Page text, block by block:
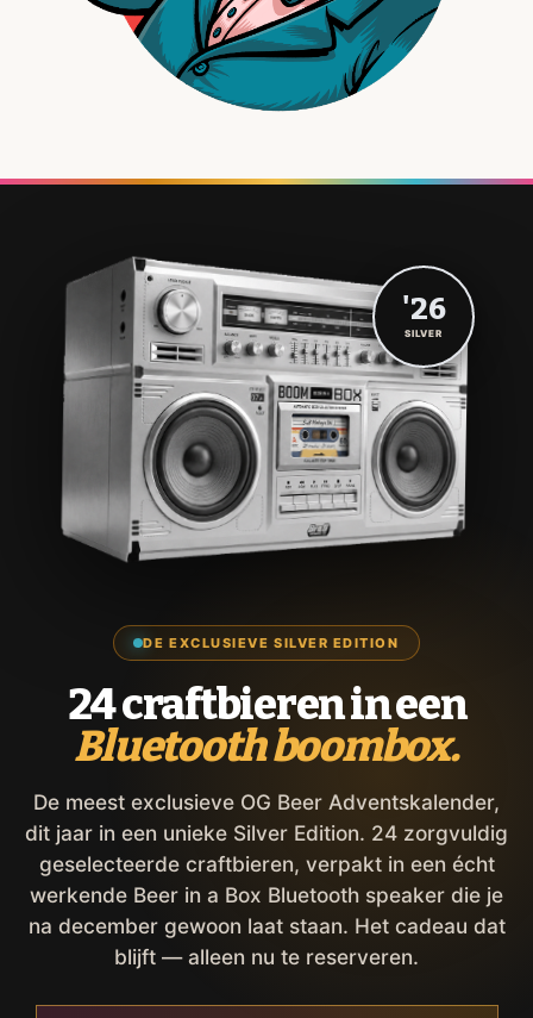
DE EXCLUSIEVE SILVER EDITION
24 craftbieren in een
Bluetooth boombox.
De meest exclusieve OG Beer Adventskalender,
dit jaar in een unieke Silver Edition. 24 zorgvuldig
geselecteerde craftbieren, verpakt in een écht
werkende Beer in a Box Bluetooth speaker die je
na december gewoon laat staan. Het cadeau dat
blijft — alleen nu te reserveren.
'26
SILVER